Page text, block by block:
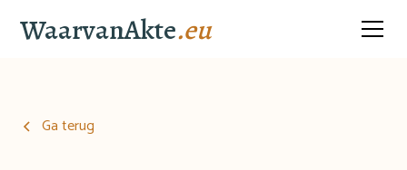
WaarvanAkte.eu
Ga terug